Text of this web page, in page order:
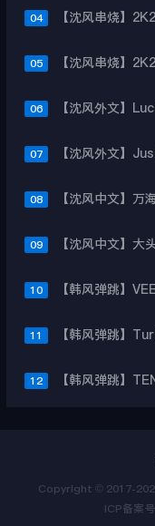
04 【沈风串烧】
05
06
07
08
09 【沈风中文】
10
11
12
Copyright © 2017-
ICP备案号